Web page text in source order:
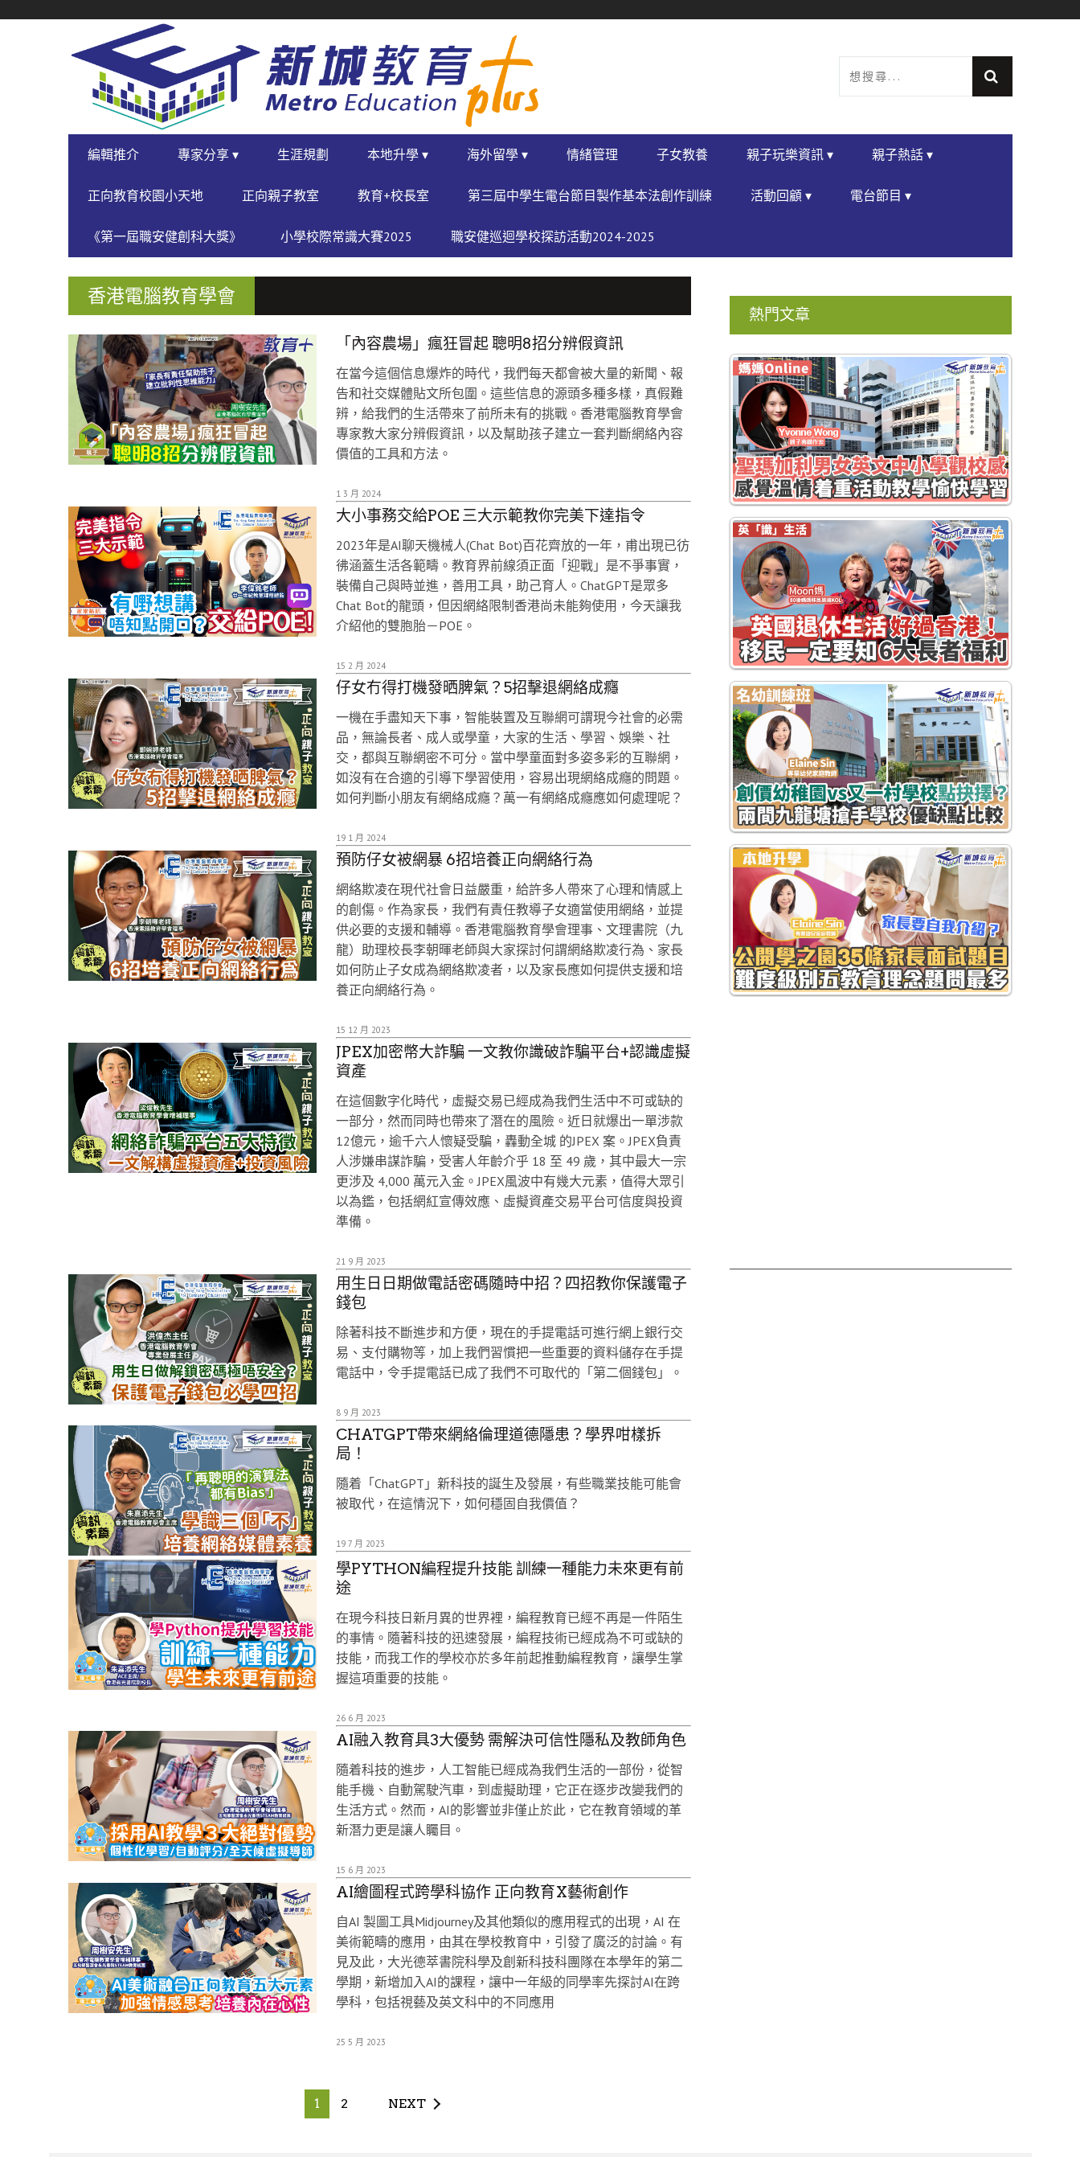
NAVIGATION
PRIMARY
NAVIGATION
編輯推介 專家分享 ▾ 生涯規劃 本地升學 ▾ 海外留學 ▾ 情緒管理 子女教養 親子玩樂資訊 ▾ 親子熱話 ▾
正向教育校園小天地 正向親子教室 教育+校長室 第三屆中學生電台節目製作基本法創作訓練 活動回顧 ▾ 電台節目 ▾
《第一屆職安健創科大獎》 小學校際常識大賽2025 職安健巡迴學校探訪活動2024-2025
香港電腦教育學會
「內容農場」瘋狂冒起 聰明8招分辨假資訊
在當今這個信息爆炸的時代，我們每天都會被大量的新聞、報
告和社交媒體貼文所包圍。這些信息的源頭多種多樣，真假難
辨，給我們的生活帶來了前所未有的挑戰。香港電腦教育學會
專家教大家分辨假資訊，以及幫助孩子建立一套判斷網絡內容
價值的工具和方法。
1 3 月 2024
大小事務交給POE 三大示範教你完美下達指令
2023年是AI聊天機械人(Chat Bot)百花齊放的一年，甫出現已彷
彿涵蓋生活各範疇。教育界前線須正面「迎戰」是不爭事實，
裝備自己與時並進，善用工具，助己育人。ChatGPT是眾多
Chat Bot的龍頭，但因網絡限制香港尚未能夠使用，今天讓我
介紹他的雙胞胎－POE。
15 2 月 2024
仔女冇得打機發晒脾氣？5招擊退網絡成癮
一機在手盡知天下事，智能裝置及互聯網可謂現今社會的必需
品，無論長者、成人或學童，大家的生活、學習、娛樂、社
交，都與互聯網密不可分。當中學童面對多姿多彩的互聯網，
如沒有在合適的引導下學習使用，容易出現網絡成癮的問題。
如何判斷小朋友有網絡成癮？萬一有網絡成癮應如何處理呢？
19 1 月 2024
預防仔女被網暴 6招培養正向網絡行為
網絡欺凌在現代社會日益嚴重，給許多人帶來了心理和情感上
的創傷。作為家長，我們有責任教導子女適當使用網絡，並提
供必要的支援和輔導。香港電腦教育學會理事、文理書院（九
龍）助理校長李朝暉老師與大家探討何謂網絡欺凌行為、家長
如何防止子女成為網絡欺凌者，以及家長應如何提供支援和培
養正向網絡行為。
15 12 月 2023
JPEX加密幣大詐騙 一文教你識破詐騙平台+認識虛擬
資產
在這個數字化時代，虛擬交易已經成為我們生活中不可或缺的
一部分，然而同時也帶來了潛在的風險。近日就爆出一單涉款
12億元，逾千六人懷疑受騙，轟動全城 的JPEX 案。JPEX負責
人涉嫌串謀詐騙，受害人年齡介乎 18 至 49 歲，其中最大一宗
更涉及 4,000 萬元入金。JPEX風波中有幾大元素，值得大眾引
以為鑑，包括網紅宣傳效應、虛擬資產交易平台可信度與投資
準備。
21 9 月 2023
用生日日期做電話密碼隨時中招？四招教你保護電子
錢包
除著科技不斷進步和方便，現在的手提電話可進行網上銀行交
易、支付購物等，加上我們習慣把一些重要的資料儲存在手提
電話中，令手提電話已成了我們不可取代的「第二個錢包」。
8 9 月 2023
CHATGPT帶來網絡倫理道德隱患？學界咁樣拆
局！
隨着「ChatGPT」新科技的誕生及發展，有些職業技能可能會
被取代，在這情況下，如何穩固自我價值？
19 7 月 2023
學PYTHON編程提升技能 訓練一種能力未來更有前
途
在現今科技日新月異的世界裡，編程教育已經不再是一件陌生
的事情。隨著科技的迅速發展，編程技術已經成為不可或缺的
技能，而我工作的學校亦於多年前起推動編程教育，讓學生掌
握這項重要的技能。
26 6 月 2023
AI融入教育具3大優勢 需解決可信性隱私及教師角色
隨着科技的進步，人工智能已經成為我們生活的一部份，從智
能手機、自動駕駛汽車，到虛擬助理，它正在逐步改變我們的
生活方式。然而，AI的影響並非僅止於此，它在教育領域的革
新潛力更是讓人矚目。
15 6 月 2023
AI繪圖程式跨學科協作 正向教育X藝術創作
自AI 製圖工具Midjourney及其他類似的應用程式的出現，AI 在
美術範疇的應用，由其在學校教育中，引發了廣泛的討論。有
見及此，大光德萃書院科學及創新科技科團隊在本學年的第二
學期，新增加入AI的課程，讓中一年級的同學率先探討AI在跨
學科，包括視藝及英文科中的不同應用
25 5 月 2023
1 2 NEXT
熱門文章